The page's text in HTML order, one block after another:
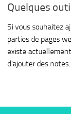
Quelques
Si vous souhaitez
parties de pages
existe
d’ajouter des